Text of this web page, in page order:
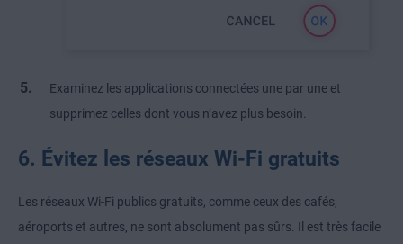
Examinez les applications connectées une par une et
supprimez celles dont vous n’avez plus besoin.
6. Évitez les réseaux Wi-Fi gratuits
Les réseaux Wi-Fi publics gratuits, comme ceux des cafés,
aéroports et autres, ne sont absolument pas sûrs. Il est très facile